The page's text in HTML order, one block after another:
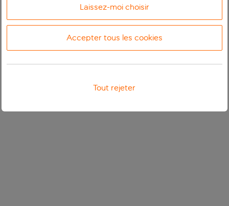
Laissez-moi choisir
Accepter tous les cookies
Tout rejeter